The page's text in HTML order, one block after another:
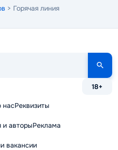
> Горячая линия
18+
насРеквизиты
и авторыРеклама
вакансии